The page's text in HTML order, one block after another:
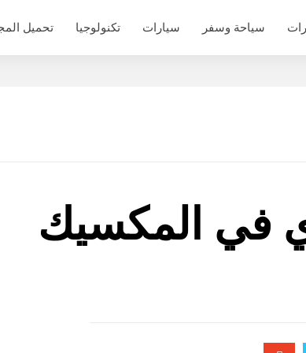
سياحة وسفر سيارات تكنولوجيا تحميل
في المكسيك